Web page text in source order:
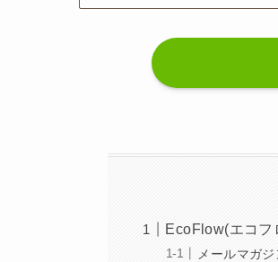
EcoFlow(エコフ
メールマガ